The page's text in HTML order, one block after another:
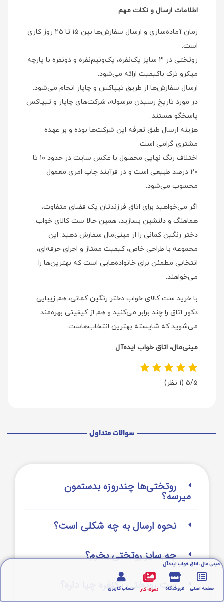
اطلاعات ارسال و نکات مهم
زمان آماده‌سازی و ارسال سفارش‌ها بین ۱۵ تا ۲۵ روز کاری
است.
روتختی در ۳ سایز یک‌نفره، یک‌ونیم‌نفره و دونفره با پارچه
میکرو ترک باکیفیت ارائه می‌شود.
ارسال سفارش‌ها از طریق تیپاکس و چاپار انجام می‌شود.
در مورد تاریخ رسیدن مرسوله، شرکت‌های چاپار و تیپاکس
پاسخگو هستند.
هزینه ارسال طبق تعرفه این شرکت‌ها بوده و بر عهده
مشتری گرامی است.
اختلاف رنگ نهایی محصول با عکس سایت در حدود ۱۰ تا
۲۰ درصد طبیعی است و در فرآیند چاپ امری معمول
محسوب می‌شود.
اگر می‌خواهید برای اتاق فرزندتان یک فضای متفاوت،
هماهنگ و دلنشین بسازید، همین حالا ست کالای خواب
دختر رنگین کمانی را از مینی‌مال سفارش دهید. این
مجموعه با طراحی خاص، کیفیت ممتاز و اجرای حرفه‌ای،
انتخابی مطمئن برای خانواده‌هایی است که بهترین‌ها را
می‌خواهند.
با خرید ست کالای خواب دختر رنگین کمانی، هم زیبایی
دکور اتاق را چند برابر می‌کنید و هم از کیفیتی بهره‌مند
می‌شوید که شایسته بهترین انتخاب‌هاست.
مینی‌مال، اتاق خواب ایده‌آل
5/5 (1 نظر)
سوالات متداول
روتختی‌‌ها چندروزه بدستمون
میرسه؟
نحوه ارسال به چه شکلی است؟
چه سایز روتختی بخرم؟
ست روتختی یکنفره چیا داره؟
مینی مال، اتاق خواب ایده‌آل
صفحه اصلی فروشگاه نمونه کار حساب کاربری